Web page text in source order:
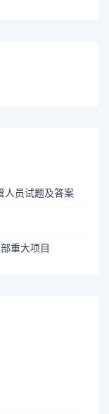
人员试题及答案
重大项目